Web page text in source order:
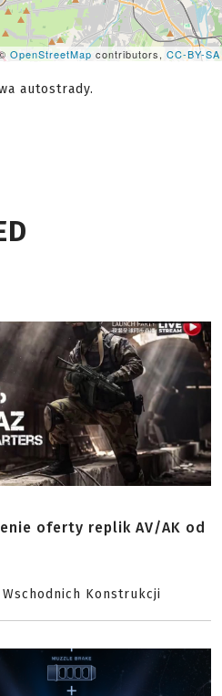
OpenStreetMap contributors, CC-BY-SA
autostrady.
oferty replik AV/AK od
Konstrukcji